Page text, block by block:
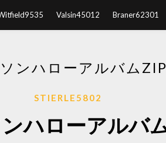
Valsin45012 Braner62301
ンハローアルバム
STIERLE5802
ハローアルバ